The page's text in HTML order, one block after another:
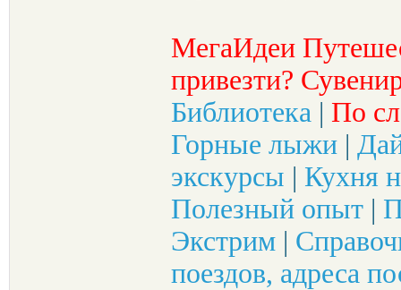
МегаИдеи
привезти?
Библиотека | По
Горные лыжи |
экскурсы | Кухня
Полезный опыт |
Экстрим |
поездов, адреса